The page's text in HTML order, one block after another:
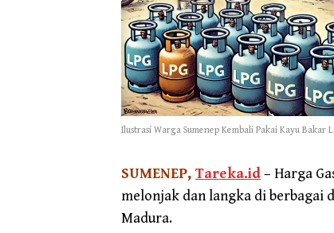
Ilustrasi Warga Sumenep Kembali Pakai Kayu
SUMENEP, Tareka.id– Harga
melonjak dan langka di berbagai
Madura.